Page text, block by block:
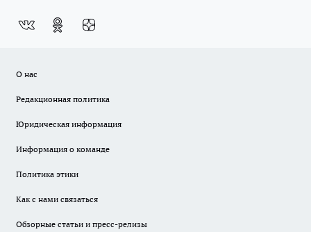
О нас
Редакционная политика
Юридическая информация
Информация о команде
Политика этики
Как с нами связаться
Обзорные статьи и пресс-релизы